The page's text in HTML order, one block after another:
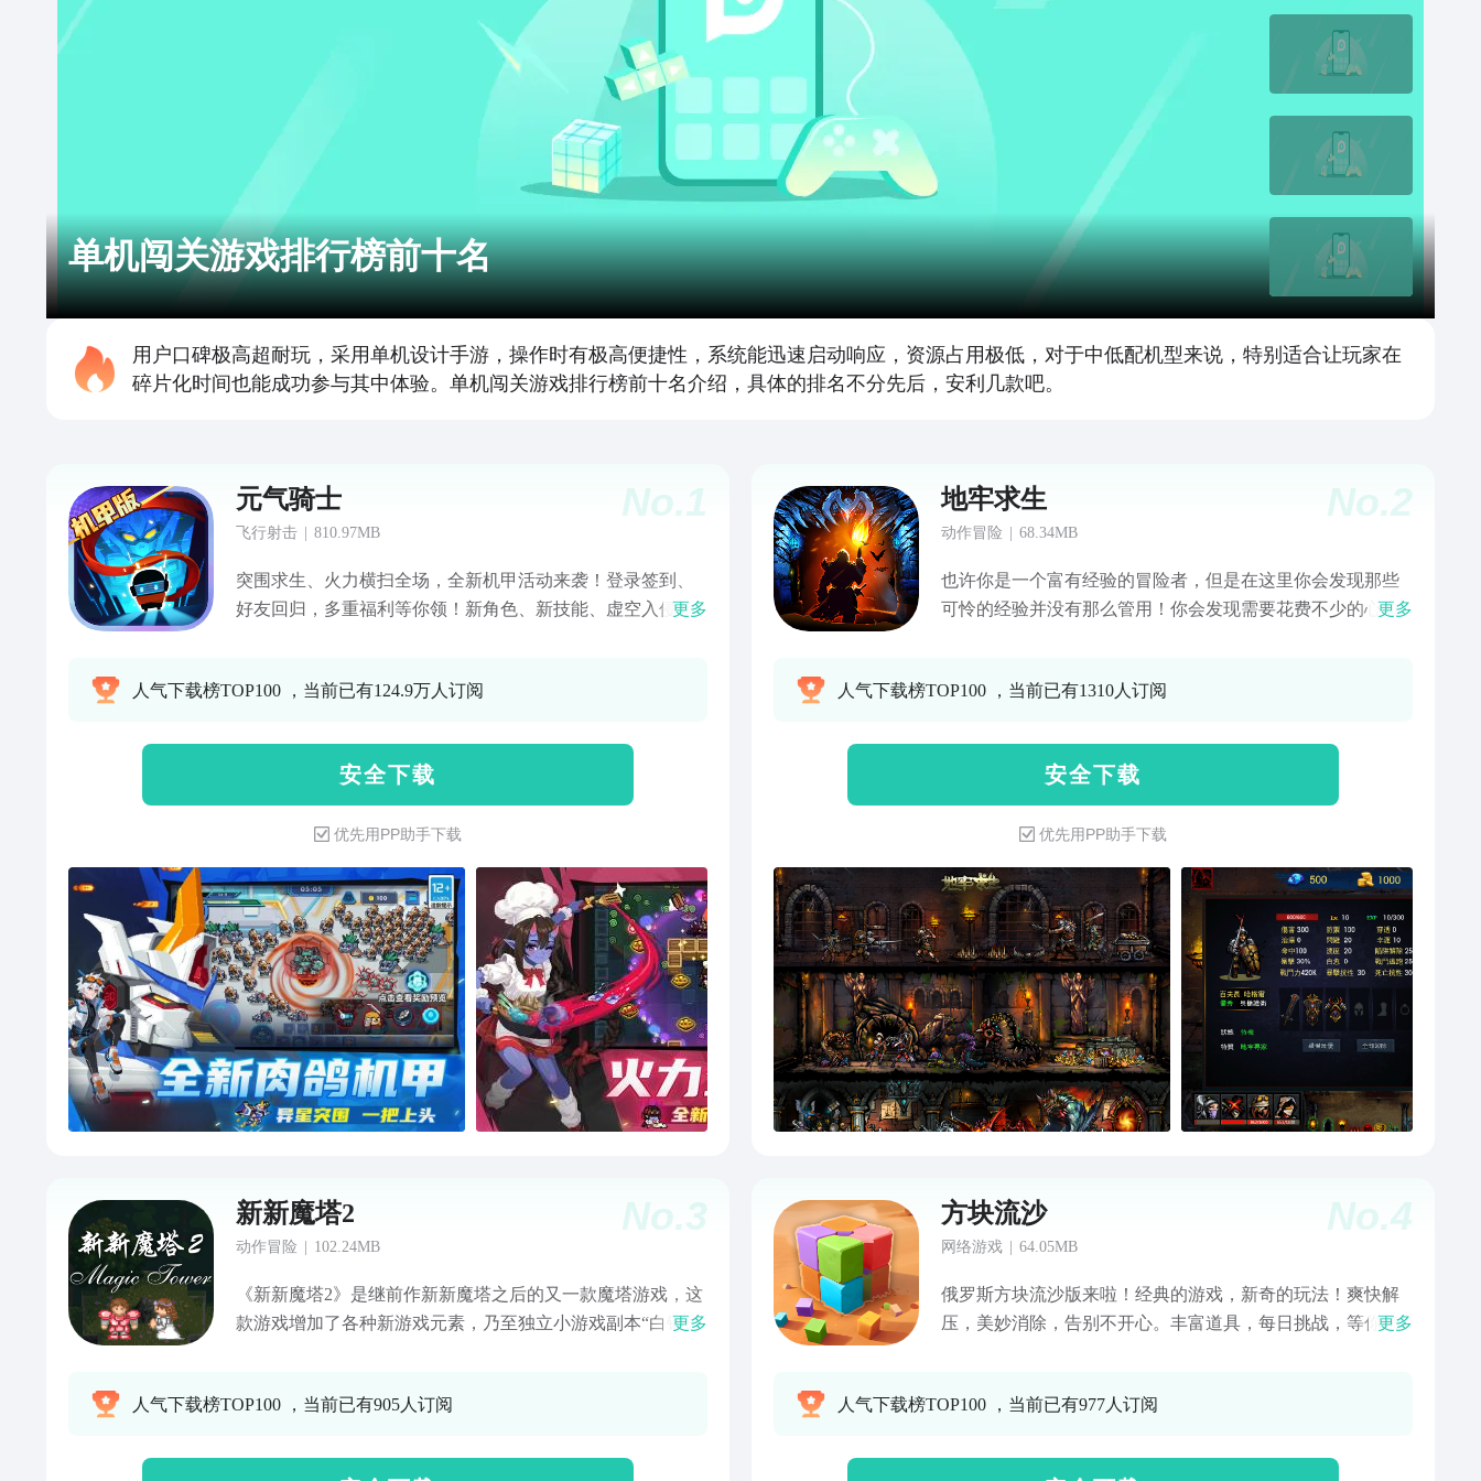
单机闯关游戏排行榜前十名
用户口碑极高超耐玩，采用单机设计手游，操作时有极高便捷性，系统能迅速启动响应，资源占用极低，对于中低配机型来说，特别适合让玩家在
碎片化时间也能成功参与其中体验。单机闯关游戏排行榜前十名介绍，具体的排名不分先后，安利几款吧。
No.1
元气骑士
飞行射击 810.97MB
突围求生、火力横扫全场，全新机甲活动来袭！登录签到、
好友回归，多重福利等你领！新角色、新技能、虚空入侵新
纯粹又好玩的国产像素地牢Roguelike弹幕射击爽游《元气骑
更多
人气下载榜TOP100 ，当前已有124.9万人订阅
安 全 下 载
优先用PP助手下载
No.2
地牢求生
动作冒险 68.34MB
也许你是一个富有经验的冒险者，但是在这里你会发现那些
可怜的经验并没有那么管用！你会发现需要花费不少的心血
陷阱的道具，踩中陷阱的英雄染上了恶疾或变成了精神病
BOSS。 你打算碾压一堆看似弱小的虫子，却发现它们竟然
能够无限分裂。 BOSS随机获
更多
人气下载榜TOP100 ，当前已有1310人订阅
安 全 下 载
优先用PP助手下载
No.3
新新魔塔2
动作冒险 102.24MB
《新新魔塔2》是继前作新新魔塔之后的又一款魔塔游戏，这
款游戏增加了各种新游戏元素，乃至独立小游戏副本“白银之
怪物，比如会挡路的冻死骨等等。还新添加了“白银之间”的
更多
人气下载榜TOP100 ，当前已有905人订阅
No.4
方块流沙
网络游戏 64.05MB
俄罗斯方块流沙版来啦！经典的游戏，新奇的玩法！爽快解
压，美妙消除，告别不开心。丰富道具，每日挑战，等你来
更多
人气下载榜TOP100 ，当前已有977人订阅